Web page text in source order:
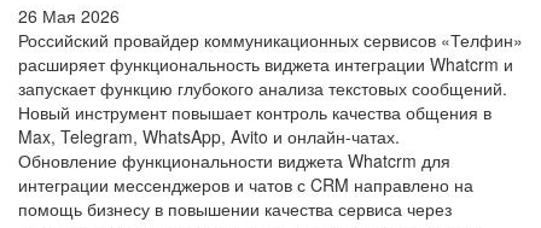
26 Мая 2026
Российский провайдер коммуникационных сервисов «Телфин»
расширяет функциональность виджета интеграции Whatcrm и
запускает функцию глубокого анализа текстовых сообщений.
Новый инструмент повышает контроль качества общения в
Max, Telegram, WhatsApp, Avito и онлайн-чатах.
Обновление функциональности виджета Whatcrm для
интеграции мессенджеров и чатов с CRM направлено на
помощь бизнесу в повышении качества сервиса через